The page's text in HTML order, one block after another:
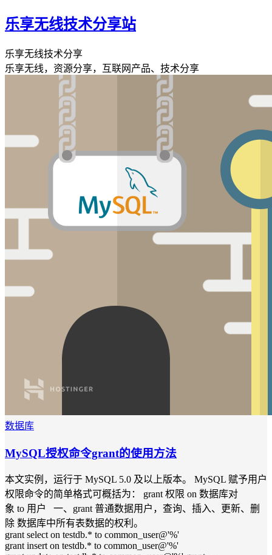
乐享无线技术分享站
乐享无线技术分享
乐享无线，资源分享，互联网产品、技术分享
数据库
MySQL授权命令grant的使用方法
本文实例，运行于 MySQL 5.0 及以上版本。 MySQL 赋予用户
权限命令的简单格式可概括为： grant 权限 on 数据库对
象 to 用户 一、grant 普通数据用户，查询、插入、更新、删
除 数据库中所有表数据的权利。
grant select on testdb.* to common_user@'%'
grant insert on testdb.* to common_user@'%'